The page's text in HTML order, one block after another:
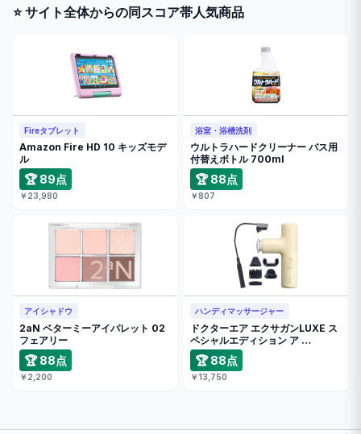
⭐ サイト全体からの同スコア帯人気商品
Fireタブレット
Amazon Fire HD 10 キッズモデ
ル
🏆 89点
￥23,980
浴室・浴槽洗剤
ウルトラハードクリーナー バス用
付替えボトル 700ml
🏆 88点
￥807
アイシャドウ
2aN ベターミーアイパレット 02
フェアリー
🏆 88点
￥2,200
ハンディマッサージャー
ドクターエア エクサガンLUXE ス
ペシャルエディション ア …
🏆 88点
￥13,750